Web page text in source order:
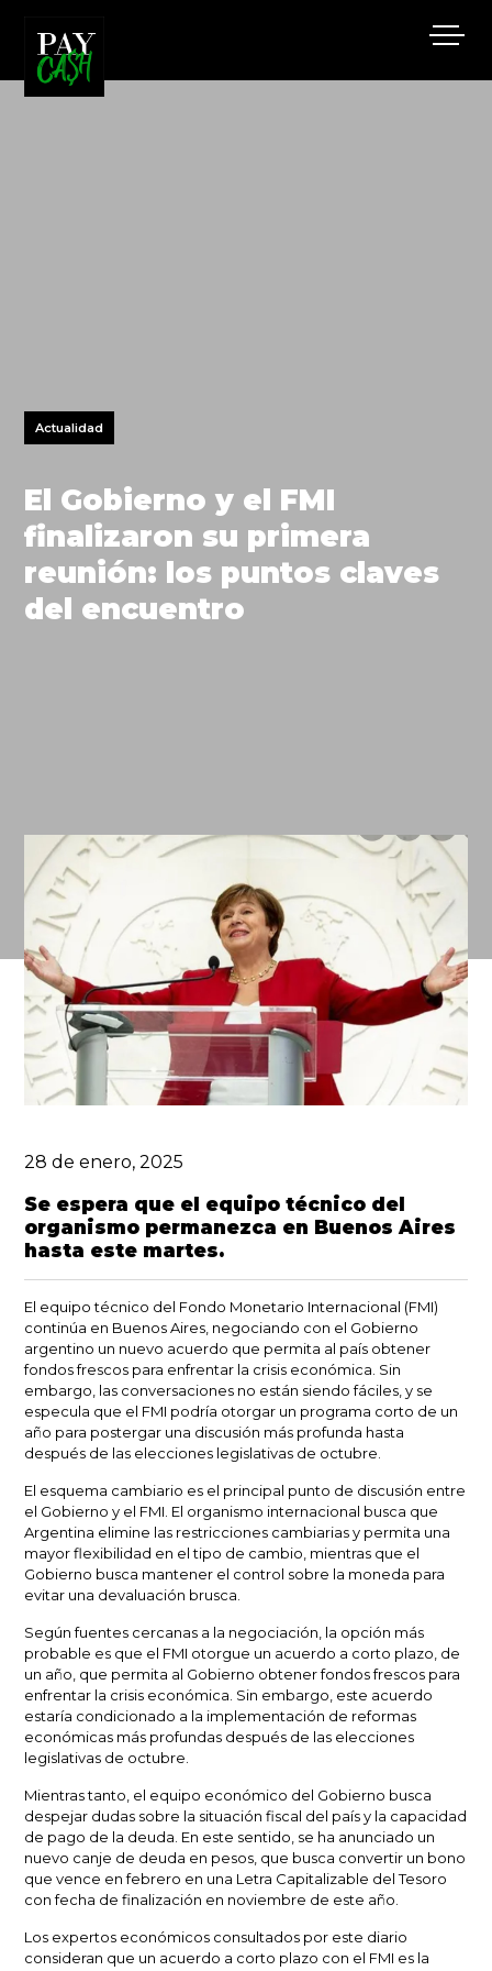
Actualidad
El Gobierno y el FMI
finalizaron su primera
reunión: los puntos claves
del encuentro
28 de enero, 2025
Se espera que el equipo técnico del
organismo permanezca en Buenos Aires
hasta este martes.
El equipo técnico del Fondo Monetario Internacional (FMI)
continúa en Buenos Aires, negociando con el Gobierno
argentino un nuevo acuerdo que permita al país obtener
fondos frescos para enfrentar la crisis económica. Sin
embargo, las conversaciones no están siendo fáciles, y se
especula que el FMI podría otorgar un programa corto de un
año para postergar una discusión más profunda hasta
después de las elecciones legislativas de octubre.
El esquema cambiario es el principal punto de discusión entre
el Gobierno y el FMI. El organismo internacional busca que
Argentina elimine las restricciones cambiarias y permita una
mayor flexibilidad en el tipo de cambio, mientras que el
Gobierno busca mantener el control sobre la moneda para
evitar una devaluación brusca.
Según fuentes cercanas a la negociación, la opción más
probable es que el FMI otorgue un acuerdo a corto plazo, de
un año, que permita al Gobierno obtener fondos frescos para
enfrentar la crisis económica. Sin embargo, este acuerdo
estaría condicionado a la implementación de reformas
económicas más profundas después de las elecciones
legislativas de octubre.
Mientras tanto, el equipo económico del Gobierno busca
despejar dudas sobre la situación fiscal del país y la capacidad
de pago de la deuda. En este sentido, se ha anunciado un
nuevo canje de deuda en pesos, que busca convertir un bono
que vence en febrero en una Letra Capitalizable del Tesoro
con fecha de finalización en noviembre de este año.
Los expertos económicos consultados por este diario
consideran que un acuerdo a corto plazo con el FMI es la